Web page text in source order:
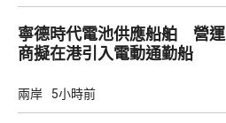
寧德時代電池供應船舶 營運
商擬在港引入電動通勤船
兩岸 5小時前